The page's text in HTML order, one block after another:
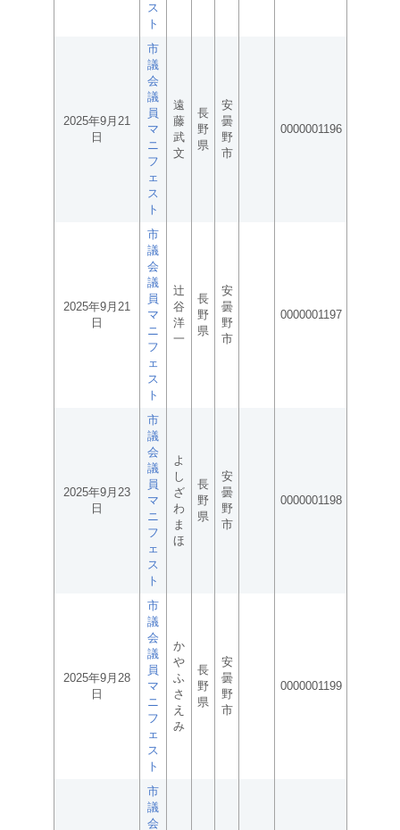
ス
ト
2025年9月21
日
市
議
会
議
員
マ
ニ
フ
ェ
ス
ト
遠
藤
武
文
長
野
県
安
曇
野
市
0000001196
2025年9月21
日
市
議
会
議
員
マ
ニ
フ
ェ
ス
ト
辻
谷
洋
一
長
野
県
安
曇
野
市
0000001197
2025年9月23
日
市
議
会
議
員
マ
ニ
フ
ェ
ス
ト
よ
し
ざ
わ
ま
ほ
長
野
県
安
曇
野
市
0000001198
2025年9月28
日
市
議
会
議
員
マ
ニ
フ
ェ
ス
ト
か
や
ふ
さ
え
み
長
野
県
安
曇
野
市
0000001199
市
議
会